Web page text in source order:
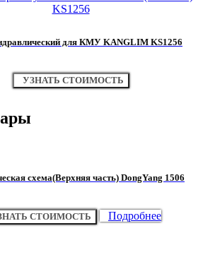
для КМУ KANGLIM KS1256
УЗНАТЬ СТОИМОСТЬ
схема(Верхняя часть) DongYang 1506
СТОИМОСТЬ Подробнее